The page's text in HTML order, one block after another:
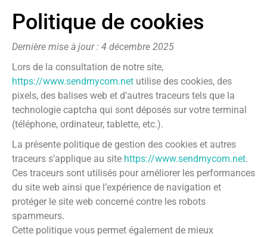
Politique de cookies
Dernière mise à jour : 4 décembre 2025
Lors de la consultation de notre site,
https://www.sendmycom.net utilise des cookies, des
pixels, des balises web et d’autres traceurs tels que la
technologie captcha qui sont déposés sur votre terminal
(téléphone, ordinateur, tablette, etc.).
La présente politique de gestion des cookies et autres
traceurs s’applique au site https://www.sendmycom.net.
Ces traceurs sont utilisés pour améliorer les performances
du site web ainsi que l’expérience de navigation et
protéger le site web concerné contre les robots
spammeurs.
Cette politique vous permet également de mieux